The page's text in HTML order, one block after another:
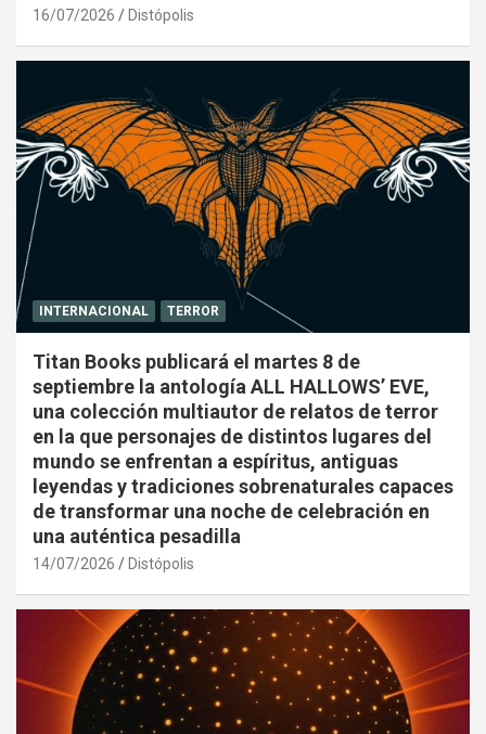
16/07/2026 Distópolis
INTERNACIONAL TERROR
Titan Books publicará el martes 8 de
septiembre la antología ALL HALLOWS’ EVE,
una colección multiautor de relatos de terror
en la que personajes de distintos lugares del
mundo se enfrentan a espíritus, antiguas
leyendas y tradiciones sobrenaturales capaces
de transformar una noche de celebración en
una auténtica pesadilla
14/07/2026 Distópolis